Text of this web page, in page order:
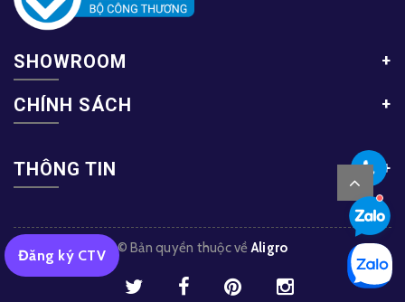
SHOWROOM
CHÍNH SÁCH
THÔNG TIN
© Bản quyền thuộc vềAligro
Đăng ký CTV